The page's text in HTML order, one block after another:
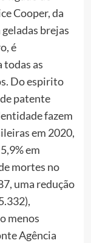
Cooper, da
brejas
é
todas as
Do espirito
patente
fazem
em 2020,
em
mortes no
uma redução
menos
Agência